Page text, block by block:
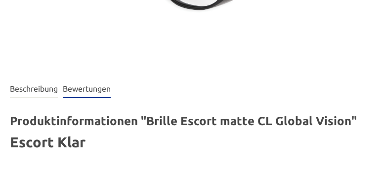
Beschreibung Bewertungen
Produktinformationen "Brille Escort matte CL Global Vision"
Escort Klar